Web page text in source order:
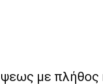
με πλήθος